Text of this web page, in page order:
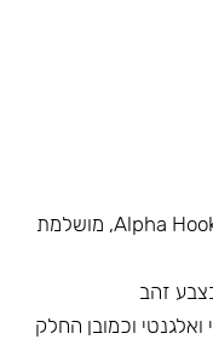
הנרגילה הקומפקטית החדשה מבית Alpha Hookah, מושלמת
זהב
וכמובן החלק